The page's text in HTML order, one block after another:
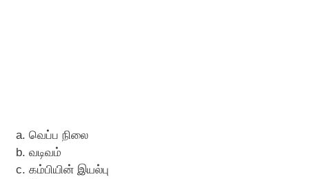
வெப்ப நிலை
வடிவம்
கம்பியின் இயல்பு